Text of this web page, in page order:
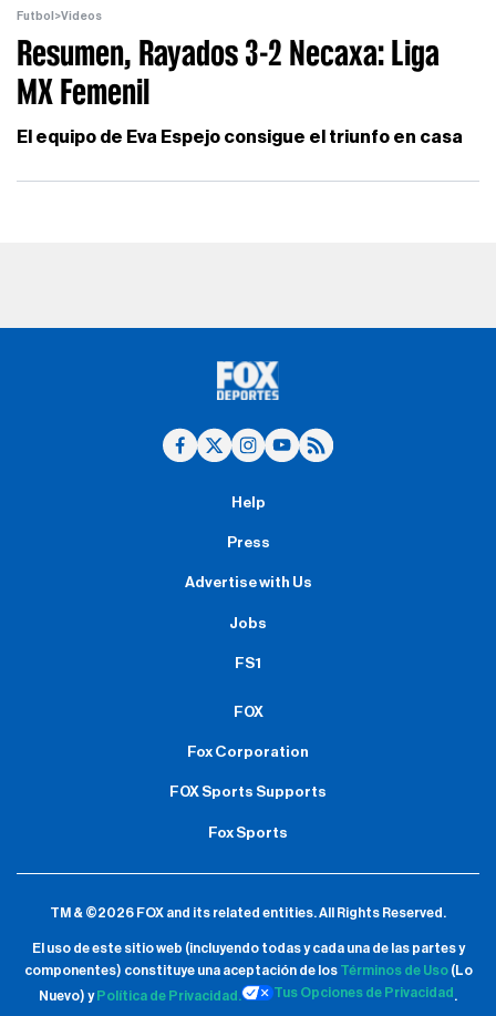
Futbol >Videos
Resumen, Rayados 3-2 Necaxa: Liga
MX Femenil
El equipo de Eva Espejo consigue el triunfo en casa
Help
Press
Advertise with Us
Jobs
FS1
FOX
Fox Corporation
FOX Sports Supports
Fox Sports
TM & ©2026 FOX and its related entities.All Rights Reserved.
El uso de este sitio web (incluyendo todas y cada una de las partes y
componentes) constituye una aceptación de los Términos de Uso(Lo
Nuevo) y Política de Privacidad. Tus Opciones de Privacidad .